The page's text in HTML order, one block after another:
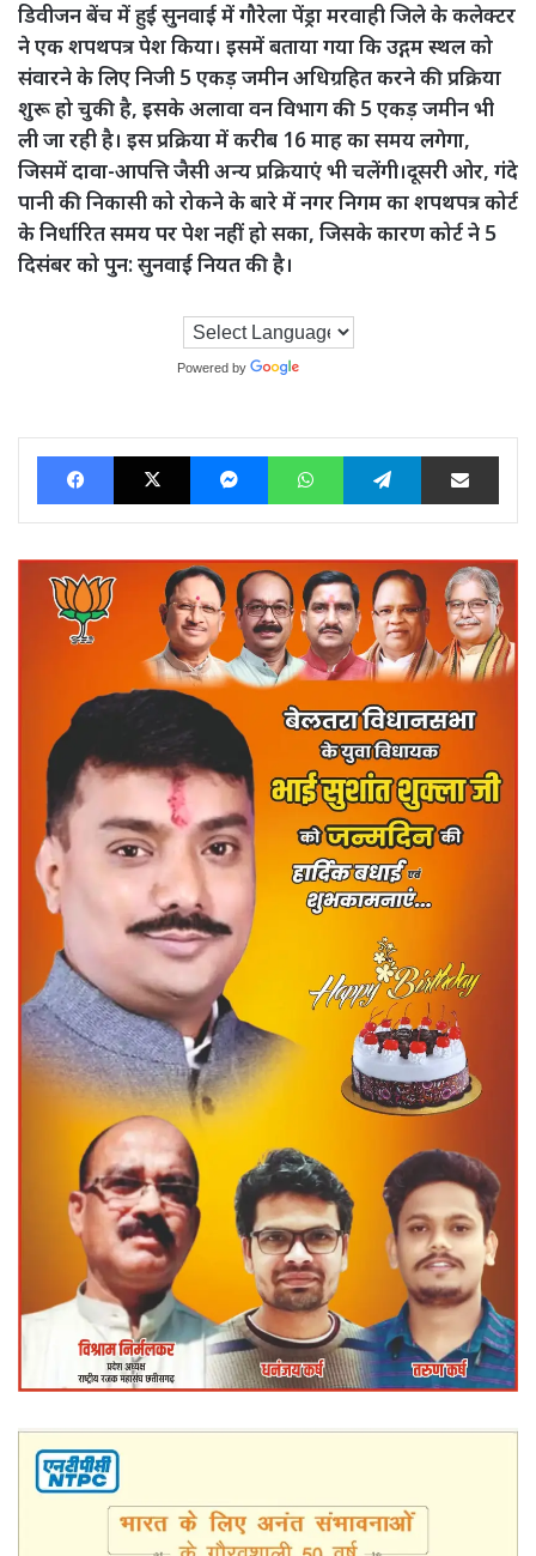
डिवीजन बेंच में हुई सुनवाई में गौरेला पेंड्रा मरवाही जिले के कलेक्टर
ने एक शपथपत्र पेश किया। इसमें बताया गया कि उद्गम स्थल को
संवारने के लिए निजी 5 एकड़ जमीन अधिग्रहित करने की प्रक्रिया
शुरू हो चुकी है, इसके अलावा वन विभाग की 5 एकड़ जमीन भी
ली जा रही है। इस प्रक्रिया में करीब 16 माह का समय लगेगा,
जिसमें दावा-आपत्ति जैसी अन्य प्रक्रियाएं भी चलेंगी।दूसरी ओर, गंदे
पानी की निकासी को रोकने के बारे में नगर निगम का शपथपत्र कोर्ट
के निर्धारित समय पर पेश नहीं हो सका, जिसके कारण कोर्ट ने 5
दिसंबर को पुन: सुनवाई नियत की है।
Powered by
FacebookX MessengerWhatsAppTelegram Share via